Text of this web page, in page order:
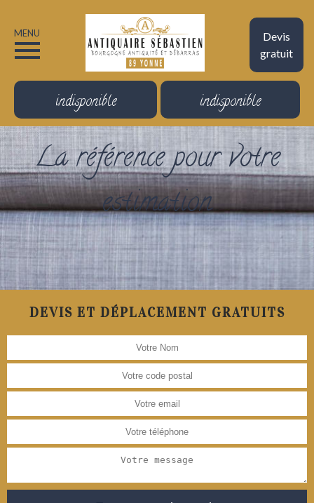
Devis
gratuit
MENU
indisponible indisponible
La référence pour votre
estimation
DEVIS ET DÉPLACEMENT GRATUITS